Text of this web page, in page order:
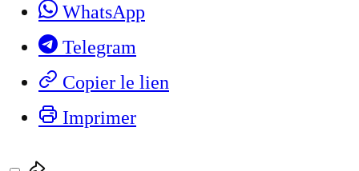
WhatsApp
Telegram
Copier le lien
Imprimer